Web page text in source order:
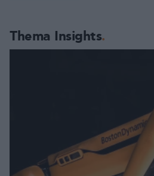
Thema Insights